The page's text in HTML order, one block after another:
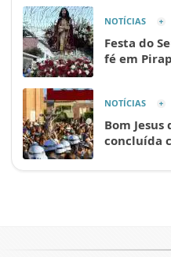
NOTÍCIAS
Festa do
fé em
NOTÍCIAS
Bom Jesus
concluída